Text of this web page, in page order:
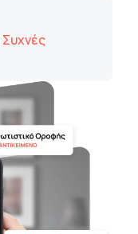
Συχνές